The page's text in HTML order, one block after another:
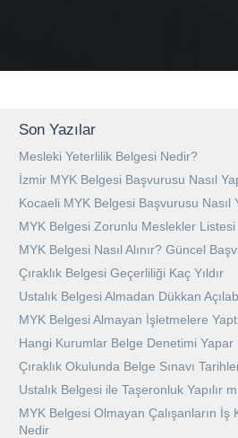
Son Yazılar
Mesleki Yeterlilik Belgesi Nedir?
İzmir MYK Belgesi Başvurusu Nasıl
Kocaeli MYK Belgesi Başvurusu Nasıl
MYK Belgesi Zorunlu Meslekler Listesi
MYK Belgesi Nasıl Alınır? Güncel
Çıraklık Belgesi Geçerliliği Kaç Yıldır
Ustalık Belgesi Almadan Dükkan
MYK Belgesi Almayan İşletmelere
Hangi Kurumlar Belge Denetimi Yapar
Çıraklık Okulunda Belge Sınavı
Ustalık Belgesi ile Taşeronluk Yapılır
MYK Belgesi Olmayan Çalışanların İş
Nedir